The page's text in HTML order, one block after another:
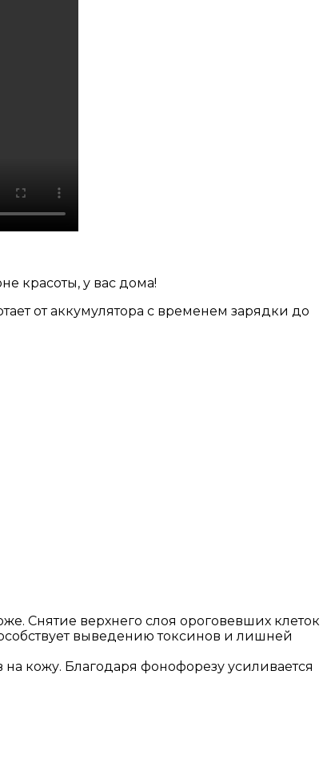
красоты, у вас дома!
от аккумулятора с временем зарядки до
Снятие верхнего слоя ороговевших клеток
выведению токсинов и лишней
кожу. Благодаря фонофорезу усиливается